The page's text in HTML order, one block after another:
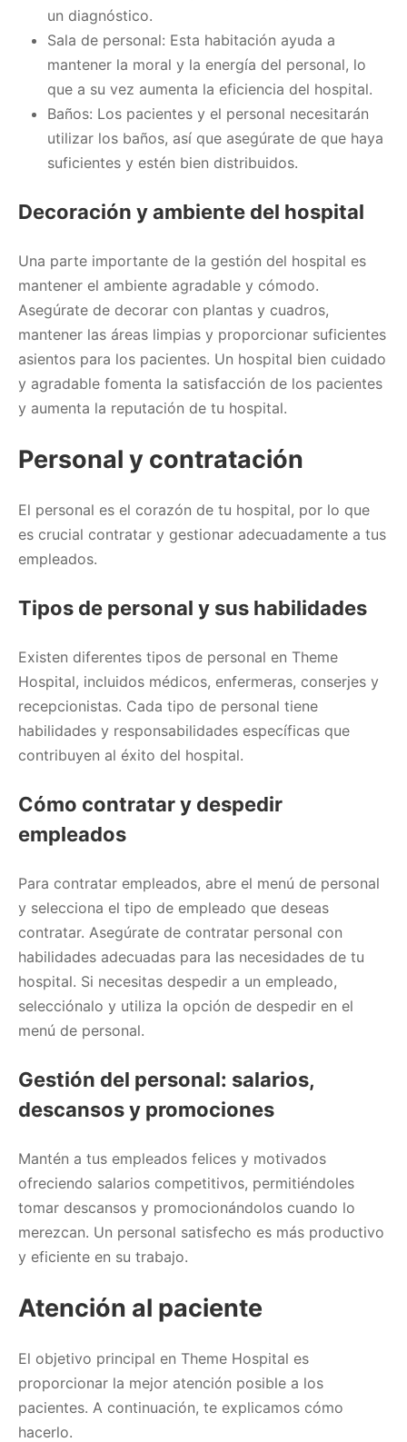
un diagnóstico.
Sala de personal: Esta habitación ayuda a
mantener la moral y la energía del personal, lo
que a su vez aumenta la eficiencia del hospital.
Baños: Los pacientes y el personal necesitarán
utilizar los baños, así que asegúrate de que haya
suficientes y estén bien distribuidos.
Decoración y ambiente del hospital
Una parte importante de la gestión del hospital es
mantener el ambiente agradable y cómodo.
Asegúrate de decorar con plantas y cuadros,
mantener las áreas limpias y proporcionar suficientes
asientos para los pacientes. Un hospital bien cuidado
y agradable fomenta la satisfacción de los pacientes
y aumenta la reputación de tu hospital.
Personal y contratación
El personal es el corazón de tu hospital, por lo que
es crucial contratar y gestionar adecuadamente a tus
empleados.
Tipos de personal y sus habilidades
Existen diferentes tipos de personal en Theme
Hospital, incluidos médicos, enfermeras, conserjes y
recepcionistas. Cada tipo de personal tiene
habilidades y responsabilidades específicas que
contribuyen al éxito del hospital.
Cómo contratar y despedir
empleados
Para contratar empleados, abre el menú de personal
y selecciona el tipo de empleado que deseas
contratar. Asegúrate de contratar personal con
habilidades adecuadas para las necesidades de tu
hospital. Si necesitas despedir a un empleado,
selecciónalo y utiliza la opción de despedir en el
menú de personal.
Gestión del personal: salarios,
descansos y promociones
Mantén a tus empleados felices y motivados
ofreciendo salarios competitivos, permitiéndoles
tomar descansos y promocionándolos cuando lo
merezcan. Un personal satisfecho es más productivo
y eficiente en su trabajo.
Atención al paciente
El objetivo principal en Theme Hospital es
proporcionar la mejor atención posible a los
pacientes. A continuación, te explicamos cómo
hacerlo.